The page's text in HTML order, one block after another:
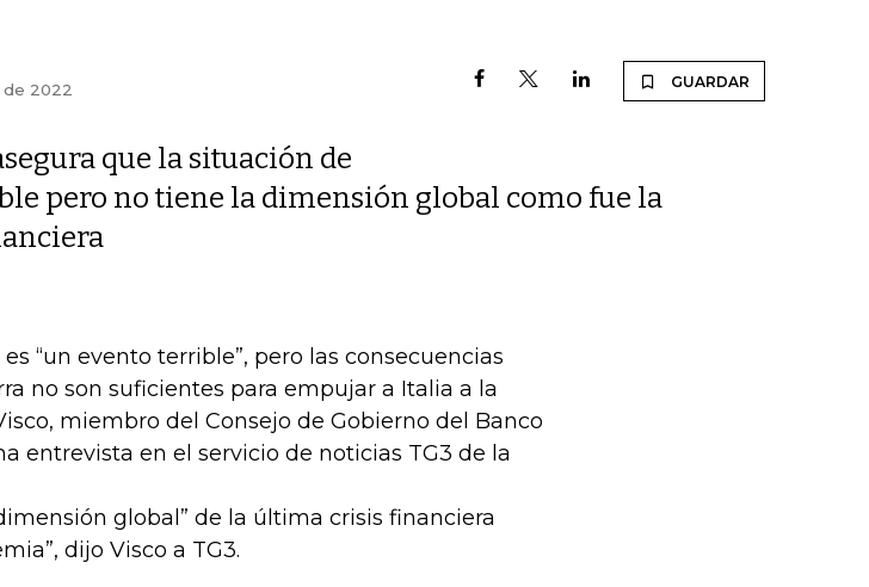
de 2022 GUARDAR
que la situación de
pero no tiene la dimensión global como fue la
“un evento terrible”, pero las consecuencias
no son suficientes para empujar a Italia a la
miembro del Consejo de Gobierno del Banco
entrevista en el servicio de noticias TG3 de la
global” de la última crisis financiera
dijo Visco a TG3.